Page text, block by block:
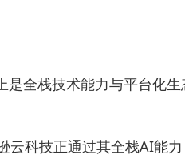
全栈技术能力与平台化
科技正通过其全栈AI能